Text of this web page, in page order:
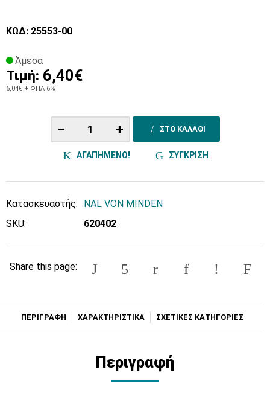
ΚΩΔ: 25553-00
Άμεσα
Τιμή: 6,40€
6,04€ + ΦΠΑ 6%
− + ΣΤΟ ΚΑΛΑΘΙ
ΑΓΑΠΗΜΕΝΟ! ΣΥΓΚΡΙΣΗ
Κατασκευαστής:
NAL VON MINDEN
SKU:
620402
Share this page:
ΠΕΡΙΓΡΑΦΗ ΧΑΡΑΚΤΗΡΙΣΤΙΚΑ ΣΧΕΤΙΚΕΣ ΚΑΤΗΓΟΡΙΕΣ
Περιγραφή